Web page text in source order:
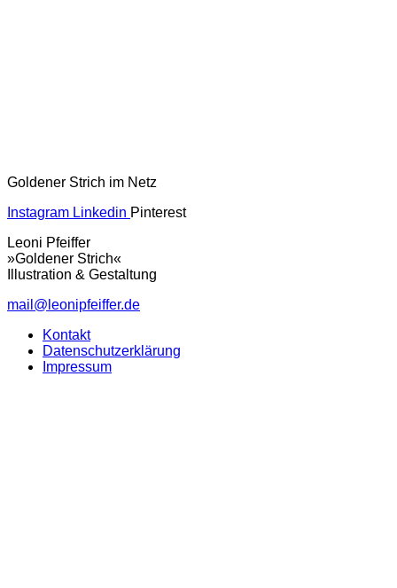
Goldener Strich im Netz
Instagram Linkedin Pinterest
Leoni Pfeiffer
»Goldener Strich«
Illustration & Gestaltung
mail@leonipfeiffer.de
Kontakt
Datenschutzerklärung
Impressum